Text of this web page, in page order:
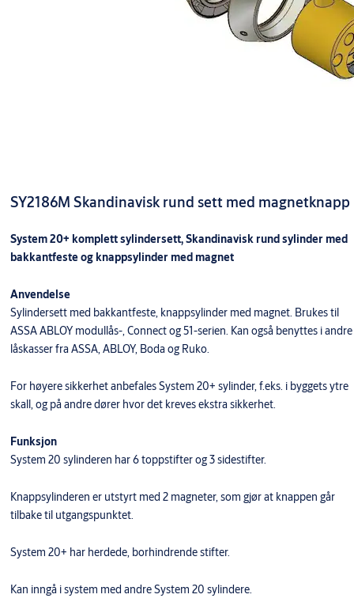
SY2186M Skandinavisk rund sett med magnetknapp
System 20+ komplett sylindersett, Skandinavisk rund sylinder med
bakkantfeste og knappsylinder med magnet
Anvendelse
Sylindersett med bakkantfeste, knappsylinder med magnet. Brukes til
ASSA ABLOY modullås-, Connect og 51-serien. Kan også benyttes i andre
låskasser fra ASSA, ABLOY, Boda og Ruko.
For høyere sikkerhet anbefales System 20+ sylinder, f.eks. i byggets ytre
skall, og på andre dører hvor det kreves ekstra sikkerhet.
Funksjon
System 20 sylinderen har 6 toppstifter og 3 sidestifter.
Knappsylinderen er utstyrt med 2 magneter, som gjør at knappen går
tilbake til utgangspunktet.
System 20+ har herdede, borhindrende stifter.
Kan inngå i system med andre System 20 sylindere.